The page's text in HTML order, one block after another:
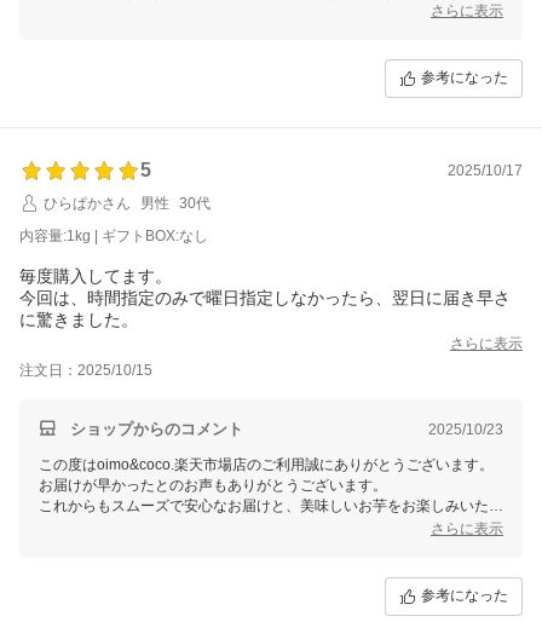
これからもお客様に「また食べたい！」と思っていただけるよう、丁寧
さらに表示
参考になった
5
2025/10/17
ひらぱかさん
男性
30代
内容量:1kg | ギフトBOX:なし
毎度購入してます。
今回は、時間指定のみで曜日指定しなかったら、翌日に届き早さ
に驚きました。
さらに表示
注文日：2025/10/15
ショップからのコメント 2025/10/23
この度はoimo&coco.楽天市場店のご利用誠にありがとうございます。
お届けが早かったとのお声もありがとうございます。
これからもスムーズで安心なお届けと、美味しいお芋をお楽しみいただ
さらに表示
参考になった